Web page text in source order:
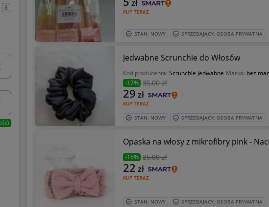
8
KUP TERAZ
zł
STAN: NOWY SPRZEDAJĄCY: OSOBA PRYWATNA
Jedwabne Scrunchie do Włosów
Kod producenta: Scrunchie Jedwabne Marka: bez
-17% 35,00 zł
KUP TERAZ
29 zł
STAN: NOWY SPRZEDAJĄCY: OSOBA PRYWATNA
Opaska na włosy z mikrofibry pink -
-15% 26,00 zł
KUP TERAZ
22 zł
STAN: NOWY SPRZEDAJĄCY: OSOBA PRYWATNA